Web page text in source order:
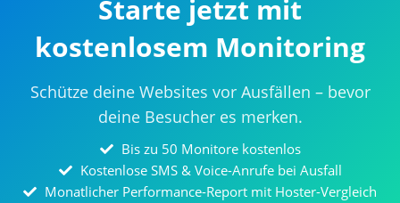
Starte jetzt mit
kostenlosem Monitoring
Schütze deine Websites vor Ausfällen – bevor
deine Besucher es merken.
Bis zu 50 Monitore kostenlos
Kostenlose SMS & Voice-Anrufe bei Ausfall
Monatlicher Performance-Report mit Hoster-Vergleich